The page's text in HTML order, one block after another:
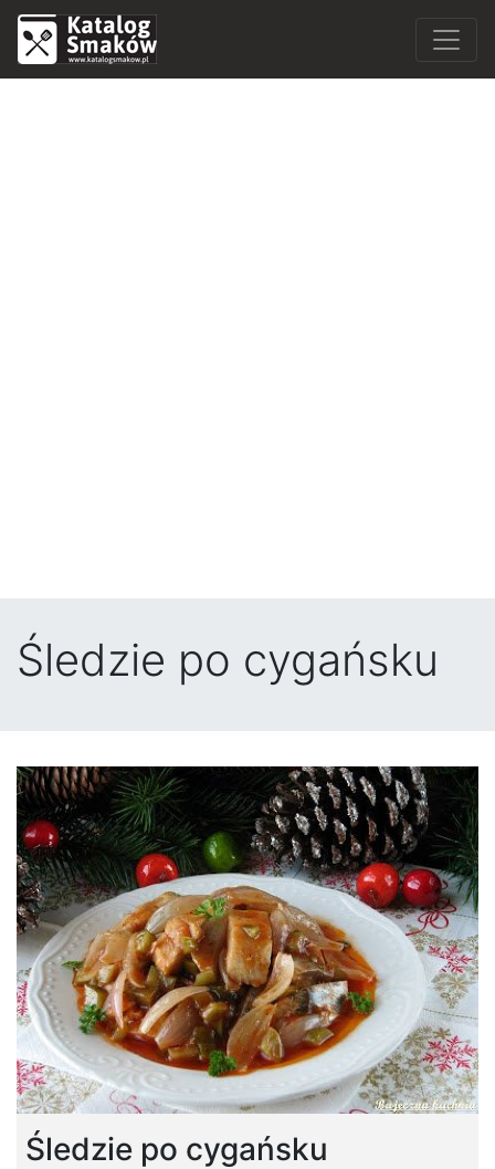
Śledzie po cygańsku
Śledzie po cygańsku